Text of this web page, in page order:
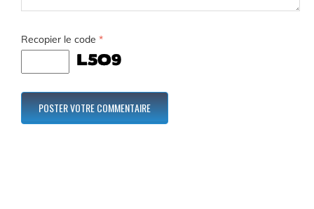
Recopier le code *